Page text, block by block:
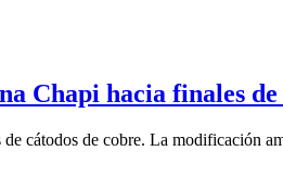
Chapi hacia finales de
cátodos de cobre. La modificación